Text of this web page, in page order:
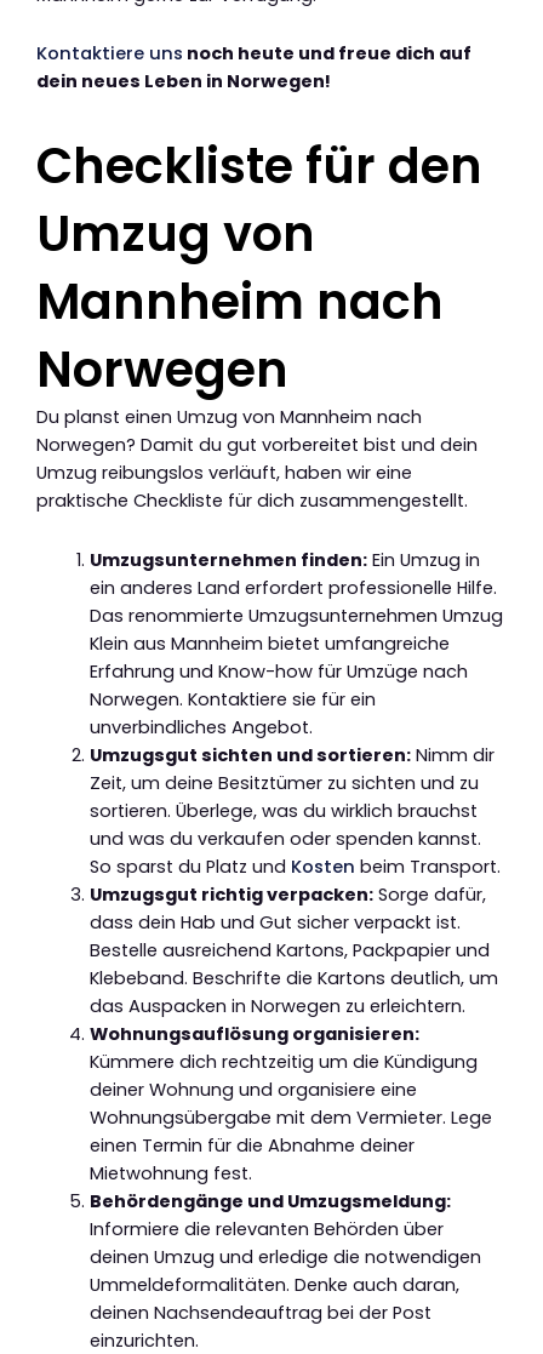
Kontaktiere uns noch heute und freue dich auf
dein neues Leben in Norwegen!
Checkliste für den
Umzug von
Mannheim nach
Norwegen
Du planst einen Umzug von Mannheim nach
Norwegen? Damit du gut vorbereitet bist und dein
Umzug reibungslos verläuft, haben wir eine
praktische Checkliste für dich zusammengestellt.
Umzugsunternehmen finden:Ein Umzug in
ein anderes Land erfordert professionelle Hilfe.
Das renommierte Umzugsunternehmen Umzug
Klein aus Mannheim bietet umfangreiche
Erfahrung und Know-how für Umzüge nach
Norwegen. Kontaktiere sie für ein
unverbindliches Angebot.
Umzugsgut sichten und sortieren:Nimm dir
Zeit, um deine Besitztümer zu sichten und zu
sortieren. Überlege, was du wirklich brauchst
und was du verkaufen oder spenden kannst.
So sparst du Platz und Kosten beim Transport.
Umzugsgut richtig verpacken:Sorge dafür,
dass dein Hab und Gut sicher verpackt ist.
Bestelle ausreichend Kartons, Packpapier und
Klebeband. Beschrifte die Kartons deutlich, um
das Auspacken in Norwegen zu erleichtern.
Wohnungsauflösung organisieren:
Kümmere dich rechtzeitig um die Kündigung
deiner Wohnung und organisiere eine
Wohnungsübergabe mit dem Vermieter. Lege
einen Termin für die Abnahme deiner
Mietwohnung fest.
Behördengänge und Umzugsmeldung:
Informiere die relevanten Behörden über
deinen Umzug und erledige die notwendigen
Ummeldeformalitäten. Denke auch daran,
deinen Nachsendeauftrag bei der Post
einzurichten.